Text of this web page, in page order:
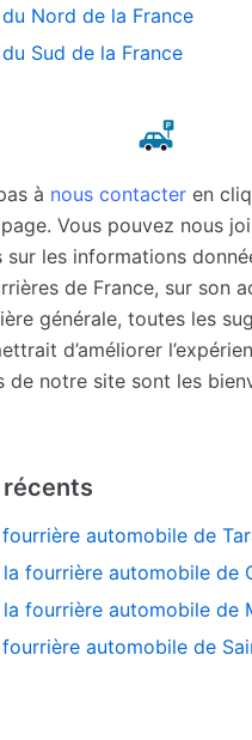
Nord de la France
Sud de la France
à nous contacter en
Vous pouvez nous
sur les informations
de France, sur son
générale, toutes les
d’améliorer
de notre site sont les
automobile de
fourrière automobile de
fourrière automobile de
automobile de